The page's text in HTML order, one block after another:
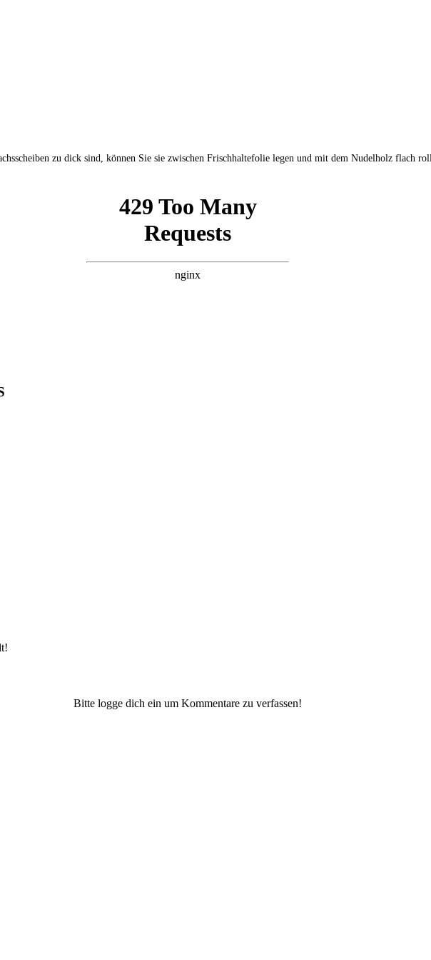
zu dick sind, können Sie sie zwischen Frischhaltefolie legen und mit dem Nudelholz flach
Bitte logge dich ein um Kommentare zu verfassen!